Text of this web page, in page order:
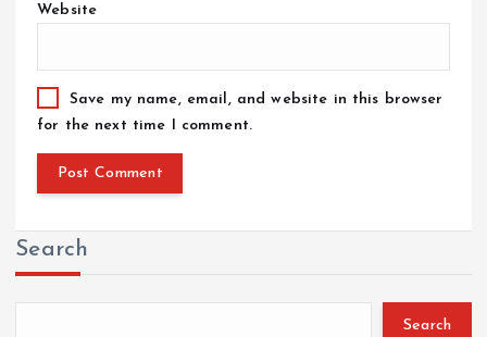
Website
Save my name, email, and website in this browser
for the next time I comment.
Search
Search